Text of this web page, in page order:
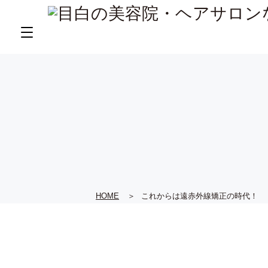
HOME これからは遠赤外線矯正の時代！